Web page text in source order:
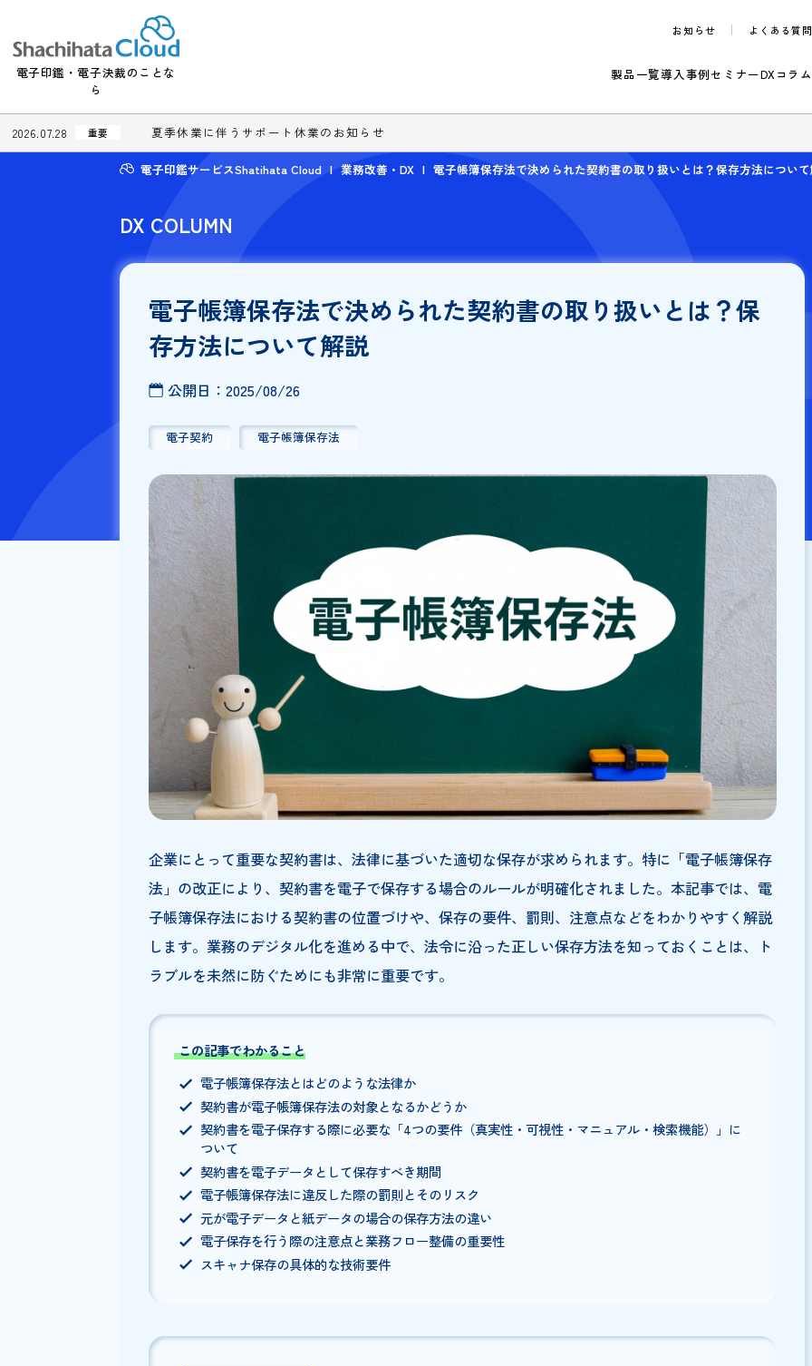
電子印鑑・電子決裁のことな
ら
お知らせ
製品一覧 導入事例 セ
2026.07.28 夏季休業に伴うサポート休業のお知らせ
DX COLUMN
電子帳簿保存法で決められた契約書の取り扱いとは
存方法について解説
公開日：2025/08/26
電子契約
企業にとって重要な契約書は、法律に基づいた適切な保存が求められます。特に「電子帳
法」の改正により、契約書を電子で保存する場合のルールが明確化されました。本記事で
子帳簿保存法における契約書の位置づけや、保存の要件、罰則、注意点などをわかりやす
します。業務のデジタル化を進める中で、法令に沿った正しい保存方法を知っておくこと
ラブルを未然に防ぐためにも非常に重要です。
この記事でわかること
電子帳簿保存法とはどのような法律か
契約書が電子帳簿保存法の対象となるかどうか
契約書を電子保存する際に必要な「4つの要件（真実性・可視性・マニュアル・検索機能）」
ついて